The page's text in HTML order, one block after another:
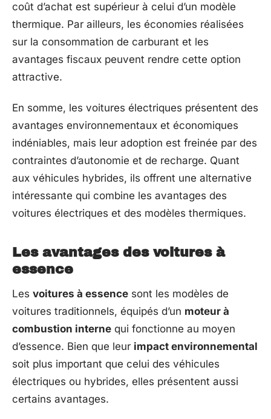
coût d’achat est supérieur à celui d’un modèle
thermique. Par ailleurs, les économies réalisées
sur la consommation de carburant et les
avantages fiscaux peuvent rendre cette option
attractive.
En somme, les voitures électriques présentent des
avantages environnementaux et économiques
indéniables, mais leur adoption est freinée par des
contraintes d’autonomie et de recharge. Quant
aux véhicules hybrides, ils offrent une alternative
intéressante qui combine les avantages des
voitures électriques et des modèles thermiques.
Les avantages des voitures à
essence
Les voitures à essence sont les modèles de
voitures traditionnels, équipés d’un moteur à
combustion interne qui fonctionne au moyen
d’essence. Bien que leur impact environnemental
soit plus important que celui des véhicules
électriques ou hybrides, elles présentent aussi
certains avantages.